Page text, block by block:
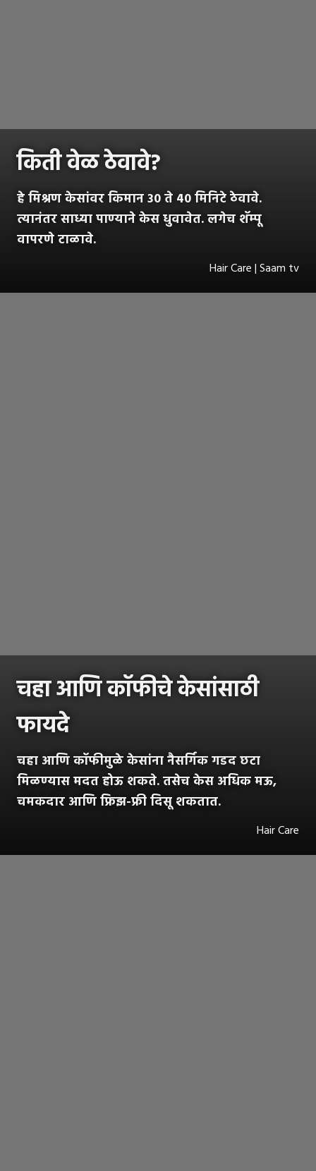
किती वेळ ठेवावे?
हे मिश्रण केसांवर किमान 30 ते 40 मिनिटे ठेवावे.
त्यानंतर साध्या पाण्याने केस धुवावेत. लगेच शॅम्पू
वापरणे टाळावे.
Hair Care | Saam tv
चहा आणि कॉफीचे केसांसाठी
फायदे
चहा आणि कॉफीमुळे केसांना नैसर्गिक गडद छटा
मिळण्यास मदत होऊ शकते. तसेच केस अधिक मऊ,
चमकदार आणि फ्रिझ-फ्री दिसू शकतात.
Hair Care